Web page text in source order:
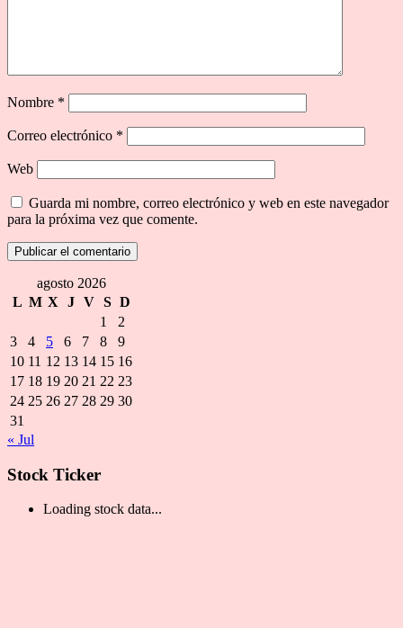
Nombre *
Correo electrónico *
Web
Guarda mi nombre, correo electrónico y web en este navegador
para la próxima vez que comente.
agosto 2026
L M X J V S D
1
2
3
4 5 6 7 8
9
10 11 12 13 14 15 16
17 18 19 20 21 22 23
24 25 26 27 28 29 30
31
« Jul
Stock Ticker
Loading stock data...